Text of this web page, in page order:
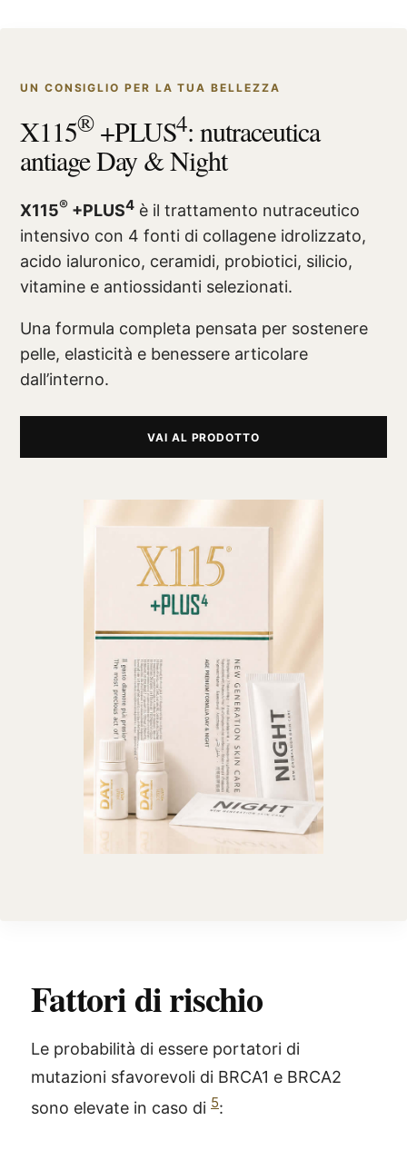
UN CONSIGLIO PER LA TUA BELLEZZA
X115®+PLUS4: nutraceutica
antiage Day & Night
X115® +PLUS4 è il trattamento nutraceutico
intensivo con 4 fonti di collagene idrolizzato,
acido ialuronico, ceramidi, probiotici, silicio,
vitamine e antiossidanti selezionati.
Una formula completa pensata per sostenere
pelle, elasticità e benessere articolare
dall’interno.
VAI AL PRODOTTO
Fattori di rischio
Le probabilità di essere portatori di
mutazioni sfavorevoli di BRCA1 e BRCA2
sono elevate in caso di 5: